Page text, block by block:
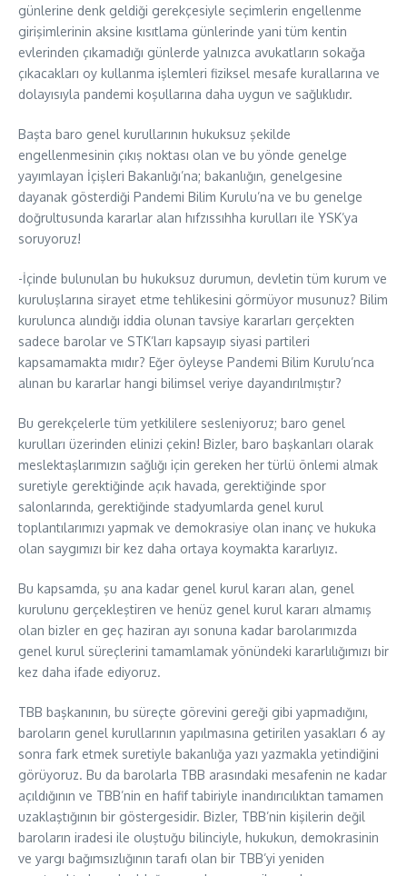
günlerine denk geldiği gerekçesiyle seçimlerin engellenme
girişimlerinin aksine kısıtlama günlerinde yani tüm kentin
evlerinden çıkamadığı günlerde yalnızca avukatların sokağa
çıkacakları oy kullanma işlemleri fiziksel mesafe kurallarına ve
dolayısıyla pandemi koşullarına daha uygun ve sağlıklıdır.
Başta baro genel kurullarının hukuksuz şekilde
engellenmesinin çıkış noktası olan ve bu yönde genelge
yayımlayan İçişleri Bakanlığı’na; bakanlığın, genelgesine
dayanak gösterdiği Pandemi Bilim Kurulu’na ve bu genelge
doğrultusunda kararlar alan hıfzıssıhha kurulları ile YSK’ya
soruyoruz!
-İçinde bulunulan bu hukuksuz durumun, devletin tüm kurum ve
kuruluşlarına sirayet etme tehlikesini görmüyor musunuz? Bilim
kurulunca alındığı iddia olunan tavsiye kararları gerçekten
sadece barolar ve STK’ları kapsayıp siyasi partileri
kapsamamakta mıdır? Eğer öyleyse Pandemi Bilim Kurulu’nca
alınan bu kararlar hangi bilimsel veriye dayandırılmıştır?
Bu gerekçelerle tüm yetkililere sesleniyoruz; baro genel
kurulları üzerinden elinizi çekin! Bizler, baro başkanları olarak
meslektaşlarımızın sağlığı için gereken her türlü önlemi almak
suretiyle gerektiğinde açık havada, gerektiğinde spor
salonlarında, gerektiğinde stadyumlarda genel kurul
toplantılarımızı yapmak ve demokrasiye olan inanç ve hukuka
olan saygımızı bir kez daha ortaya koymakta kararlıyız.
Bu kapsamda, şu ana kadar genel kurul kararı alan, genel
kurulunu gerçekleştiren ve henüz genel kurul kararı almamış
olan bizler en geç haziran ayı sonuna kadar barolarımızda
genel kurul süreçlerini tamamlamak yönündeki kararlılığımızı bir
kez daha ifade ediyoruz.
TBB başkanının, bu süreçte görevini gereği gibi yapmadığını,
baroların genel kurullarının yapılmasına getirilen yasakları 6 ay
sonra fark etmek suretiyle bakanlığa yazı yazmakla yetindiğini
görüyoruz. Bu da barolarla TBB arasındaki mesafenin ne kadar
açıldığının ve TBB’nin en hafif tabiriyle inandırıcılıktan tamamen
uzaklaştığının bir göstergesidir. Bizler, TBB’nin kişilerin değil
baroların iradesi ile oluştuğu bilinciyle, hukukun, demokrasinin
ve yargı bağımsızlığının tarafı olan bir TBB’yi yeniden